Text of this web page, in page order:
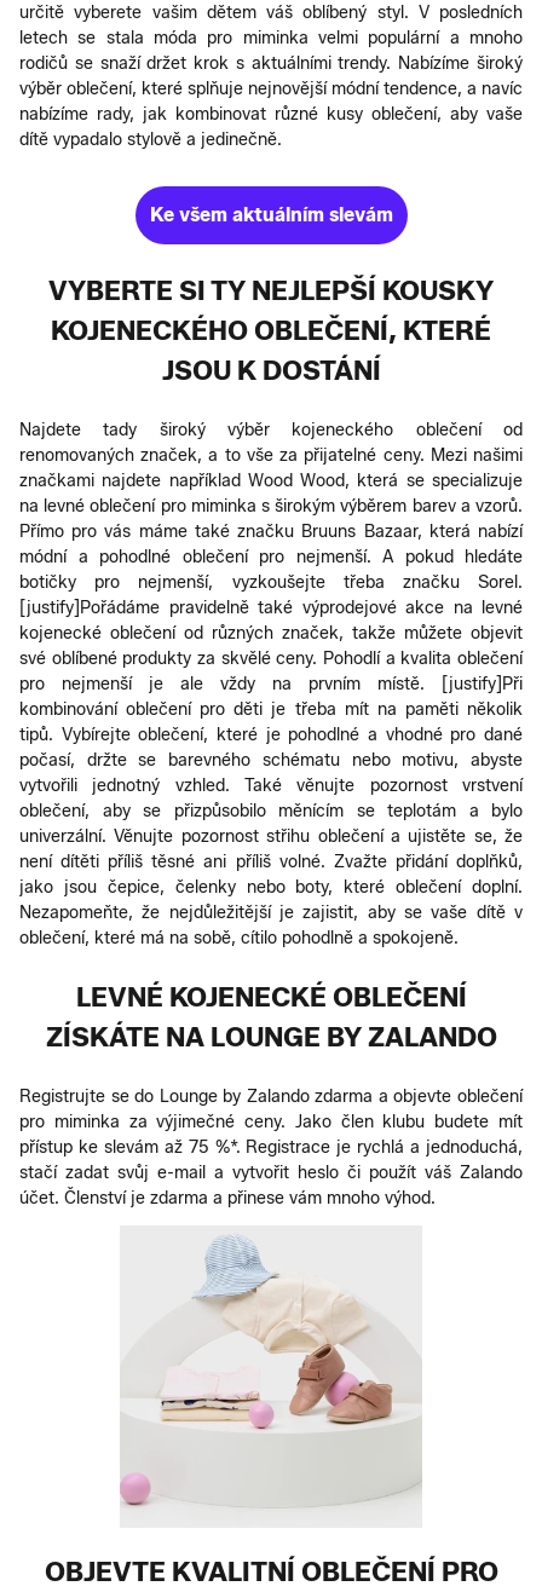
určitě vyberete vašim dětem váš oblíbený styl. V posledních
letech se stala móda pro miminka velmi populární a mnoho
rodičů se snaží držet krok s aktuálními trendy. Nabízíme široký
výběr oblečení, které splňuje nejnovější módní tendence, a navíc
nabízíme rady, jak kombinovat různé kusy oblečení, aby vaše
dítě vypadalo stylově a jedinečně.
Ke všem aktuálním slevám
VYBERTE SI TY NEJLEPŠÍ KOUSKY
KOJENECKÉHO OBLEČENÍ, KTERÉ
JSOU K DOSTÁNÍ
Najdete tady široký výběr kojeneckého oblečení od
renomovaných značek, a to vše za přijatelné ceny. Mezi našimi
značkami najdete například Wood Wood, která se specializuje
na levné oblečení pro miminka s širokým výběrem barev a vzorů.
Přímo pro vás máme také značku Bruuns Bazaar, která nabízí
módní a pohodlné oblečení pro nejmenší. A pokud hledáte
botičky pro nejmenší, vyzkoušejte třeba značku Sorel.
[justify]Pořádáme pravidelně také výprodejové akce na levné
kojenecké oblečení od různých značek, takže můžete objevit
své oblíbené produkty za skvělé ceny. Pohodlí a kvalita oblečení
pro nejmenší je ale vždy na prvním místě. [justify]Při
kombinování oblečení pro děti je třeba mít na paměti několik
tipů. Vybírejte oblečení, které je pohodlné a vhodné pro dané
počasí, držte se barevného schématu nebo motivu, abyste
vytvořili jednotný vzhled. Také věnujte pozornost vrstvení
oblečení, aby se přizpůsobilo měnícím se teplotám a bylo
univerzální. Věnujte pozornost střihu oblečení a ujistěte se, že
není dítěti příliš těsné ani příliš volné. Zvažte přidání doplňků,
jako jsou čepice, čelenky nebo boty, které oblečení doplní.
Nezapomeňte, že nejdůležitější je zajistit, aby se vaše dítě v
oblečení, které má na sobě, cítilo pohodlně a spokojeně.
LEVNÉ KOJENECKÉ OBLEČENÍ
ZÍSKÁTE NA LOUNGE BY ZALANDO
Registrujte se do Lounge by Zalando zdarma a objevte oblečení
pro miminka za výjimečné ceny. Jako člen klubu budete mít
přístup ke slevám až 75 %*. Registrace je rychlá a jednoduchá,
stačí zadat svůj e-mail a vytvořit heslo či použít váš Zalando
účet. Členství je zdarma a přinese vám mnoho výhod.
OBJEVTE KVALITNÍ OBLEČENÍ PRO